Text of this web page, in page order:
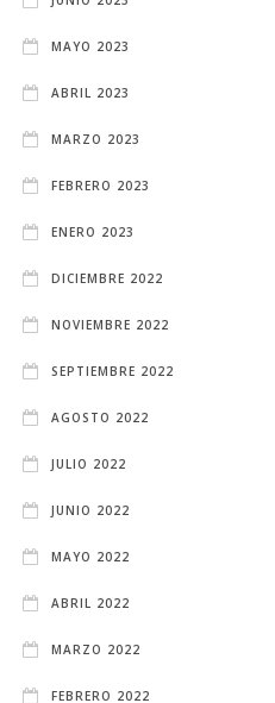
MAYO 2023
ABRIL 2023
MARZO 2023
FEBRERO 2023
ENERO 2023
DICIEMBRE 2022
NOVIEMBRE 2022
SEPTIEMBRE 2022
AGOSTO 2022
JULIO 2022
JUNIO 2022
MAYO 2022
ABRIL 2022
MARZO 2022
FEBRERO 2022